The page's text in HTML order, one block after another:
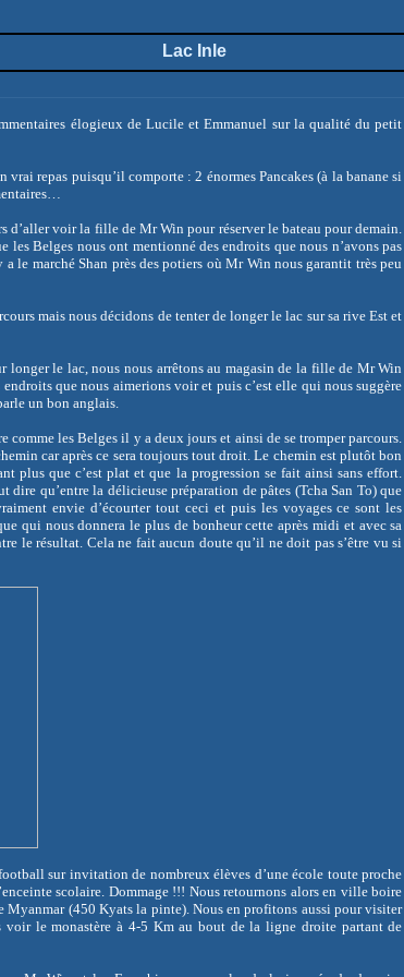
Lac Inle
élogieux de Lucile et Emmanuel sur la qualité du petit
repas puisqu’il comporte : 2 énormes Pancakes (à la banane si
d’aller voir la fille de Mr Win pour réserver le bateau pour demain.
Belges nous ont mentionné des endroits que nous n’avons pas
le marché Shan près des potiers où Mr Win nous garantit très peu
mais nous décidons de tenter de longer le lac sur sa rive Est et
le lac, nous nous arrêtons au magasin de la fille de Mr Win
que nous aimerions voir et puis c’est elle qui nous suggère
un bon anglais.
les Belges il y a deux jours et ainsi de se tromper parcours.
car après ce sera toujours tout droit. Le chemin est plutôt bon
plus que c’est plat et que la progression se fait ainsi sans effort.
dire qu’entre la délicieuse préparation de pâtes (TchaSan To) que
envie d’écourter tout ceci et puis les voyages ce sont les
qui nous donnera le plus de bonheur cette après midi et avec sa
le résultat. Cela ne fait aucun doute qu’il ne doit pas s’être vu si
sur invitation de nombreux élèves d’une école toute proche
scolaire. Dommage !!! Nous retournons alors en ville boire
(450 Kyats la pinte). Nous en profitons aussi pour visiter
voir le monastère à 4-5 Kmau bout de la ligne droite partant de